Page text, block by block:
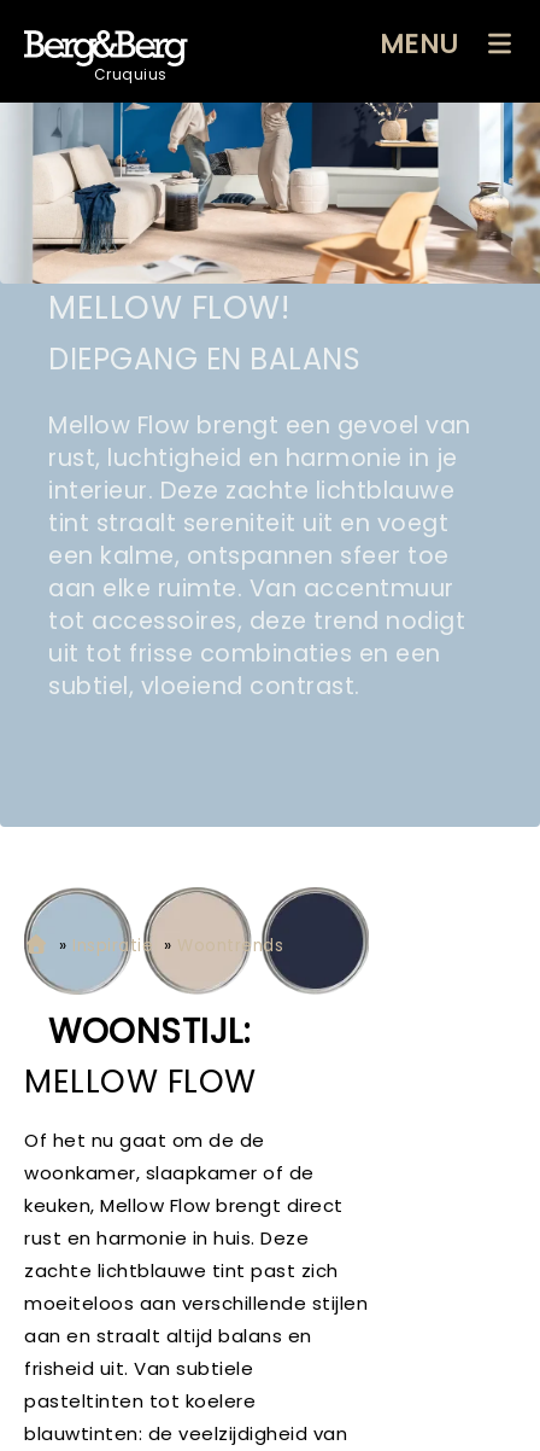
Cruquius
MENU
» Inspiratie » Woontrends
MELLOW FLOW!
DIEPGANG EN BALANS
Mellow Flow brengt een gevoel van
rust, luchtigheid en harmonie in je
interieur. Deze zachte lichtblauwe
tint straalt sereniteit uit en voegt
een kalme, ontspannen sfeer toe
aan elke ruimte. Van accentmuur
tot accessoires, deze trend nodigt
uit tot frisse combinaties en een
subtiel, vloeiend contrast.
WOONSTIJL:
MELLOW FLOW
Of het nu gaat om de de
woonkamer, slaapkamer of de
keuken, Mellow Flow brengt direct
rust en harmonie in huis. Deze
zachte lichtblauwe tint past zich
moeiteloos aan verschillende stijlen
aan en straalt altijd balans en
frisheid uit. Van subtiele
pasteltinten tot koelere
blauwtinten: de veelzijdigheid van